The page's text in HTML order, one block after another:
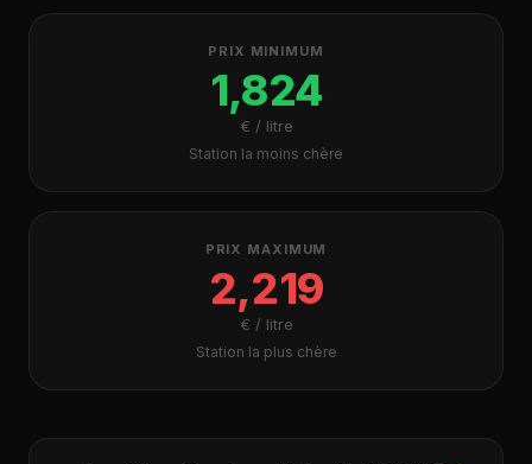
PRIX MINIMUM
1,824
€ / litre
Station la moins chère
PRIX MAXIMUM
2,219
€ / litre
Station la plus chère